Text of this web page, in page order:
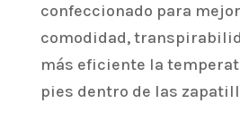
confeccionado para
comodidad,
más eficiente la
pies dentro de las